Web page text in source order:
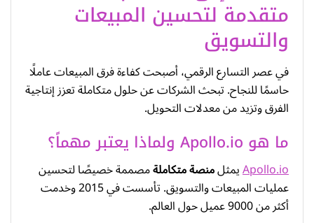
متقدمة لتحسين المبيعات
والتسويق
في عصر التسارع الرقمي، أصبحت كفاءة فرق المبيعات عاملًا
حاسمًا للنجاح. تبحث الشركات عن حلول متكاملة تعزز إنتاجية
الفرق وتزيد من معدلات التحويل.
ما هو Apollo.io ولماذا يعتبر مهماً؟
Apollo.ioيمثلمنصة متكاملةمصممة خصيصًا لتحسين
عمليات المبيعات والتسويق. تأسست في 2015 وخدمت
أكثر من 9000 عميل حول العالم.